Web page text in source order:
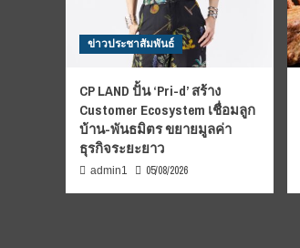
ข่าวประชาสัมพันธ์
CP LAND ปั้น ‘Pri-d’ สร้าง
Customer Ecosystem เชื่อมลูก
บ้าน-พันธมิตร ขยายมูลค่า
ธุรกิจระยะยาว
admin1 05/08/2026